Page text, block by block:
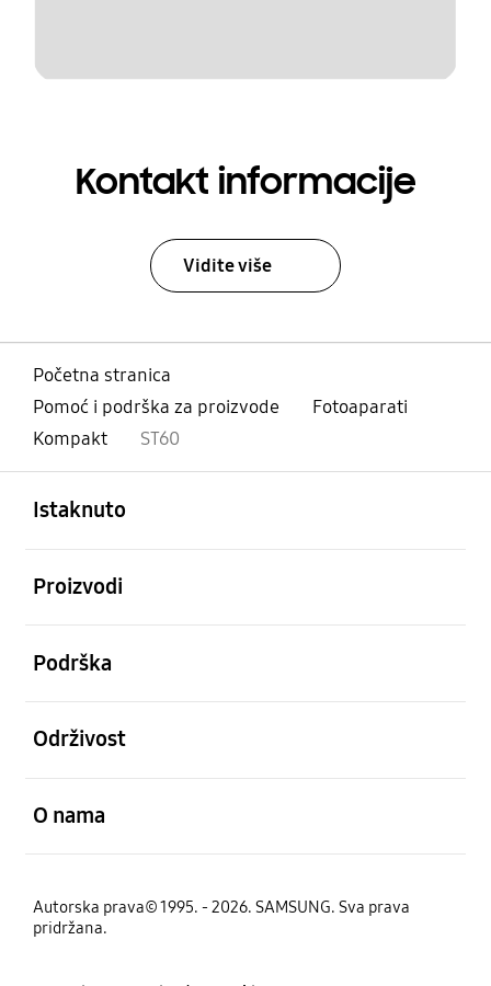
Kontakt informacije
Vidite više
Početna stranica
Pomoć i podrška za proizvode
Fotoaparati
Kompakt
ST60
Istaknuto
Proizvodi
Podrška
Održivost
O nama
Autorska prava© 1995. - 2026. SAMSUNG. Sva prava
pridržana.